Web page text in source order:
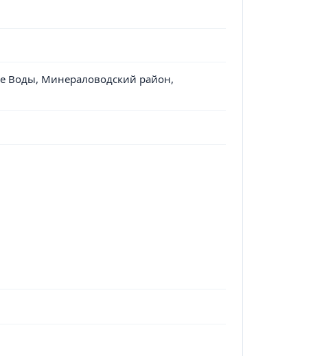
Воды, Минераловодский район,